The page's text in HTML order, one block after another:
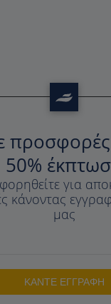
50%
για
κάνοντας
μας